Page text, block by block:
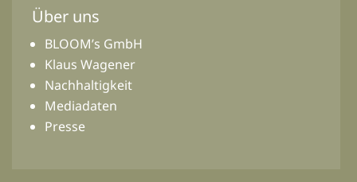
Über uns
BLOOM’s GmbH
Klaus Wagener
Nachhaltigkeit
Mediadaten
Presse